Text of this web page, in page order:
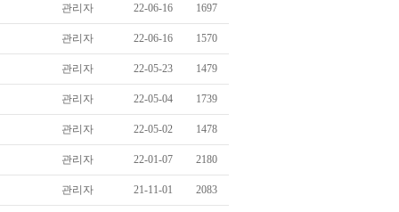
관리자 22-06-16 1697
관리자 22-06-16 1570
관리자 22-05-23 1479
관리자 22-05-04 1739
관리자 22-05-02 1478
관리자 22-01-07 2180
관리자 21-11-01 2083